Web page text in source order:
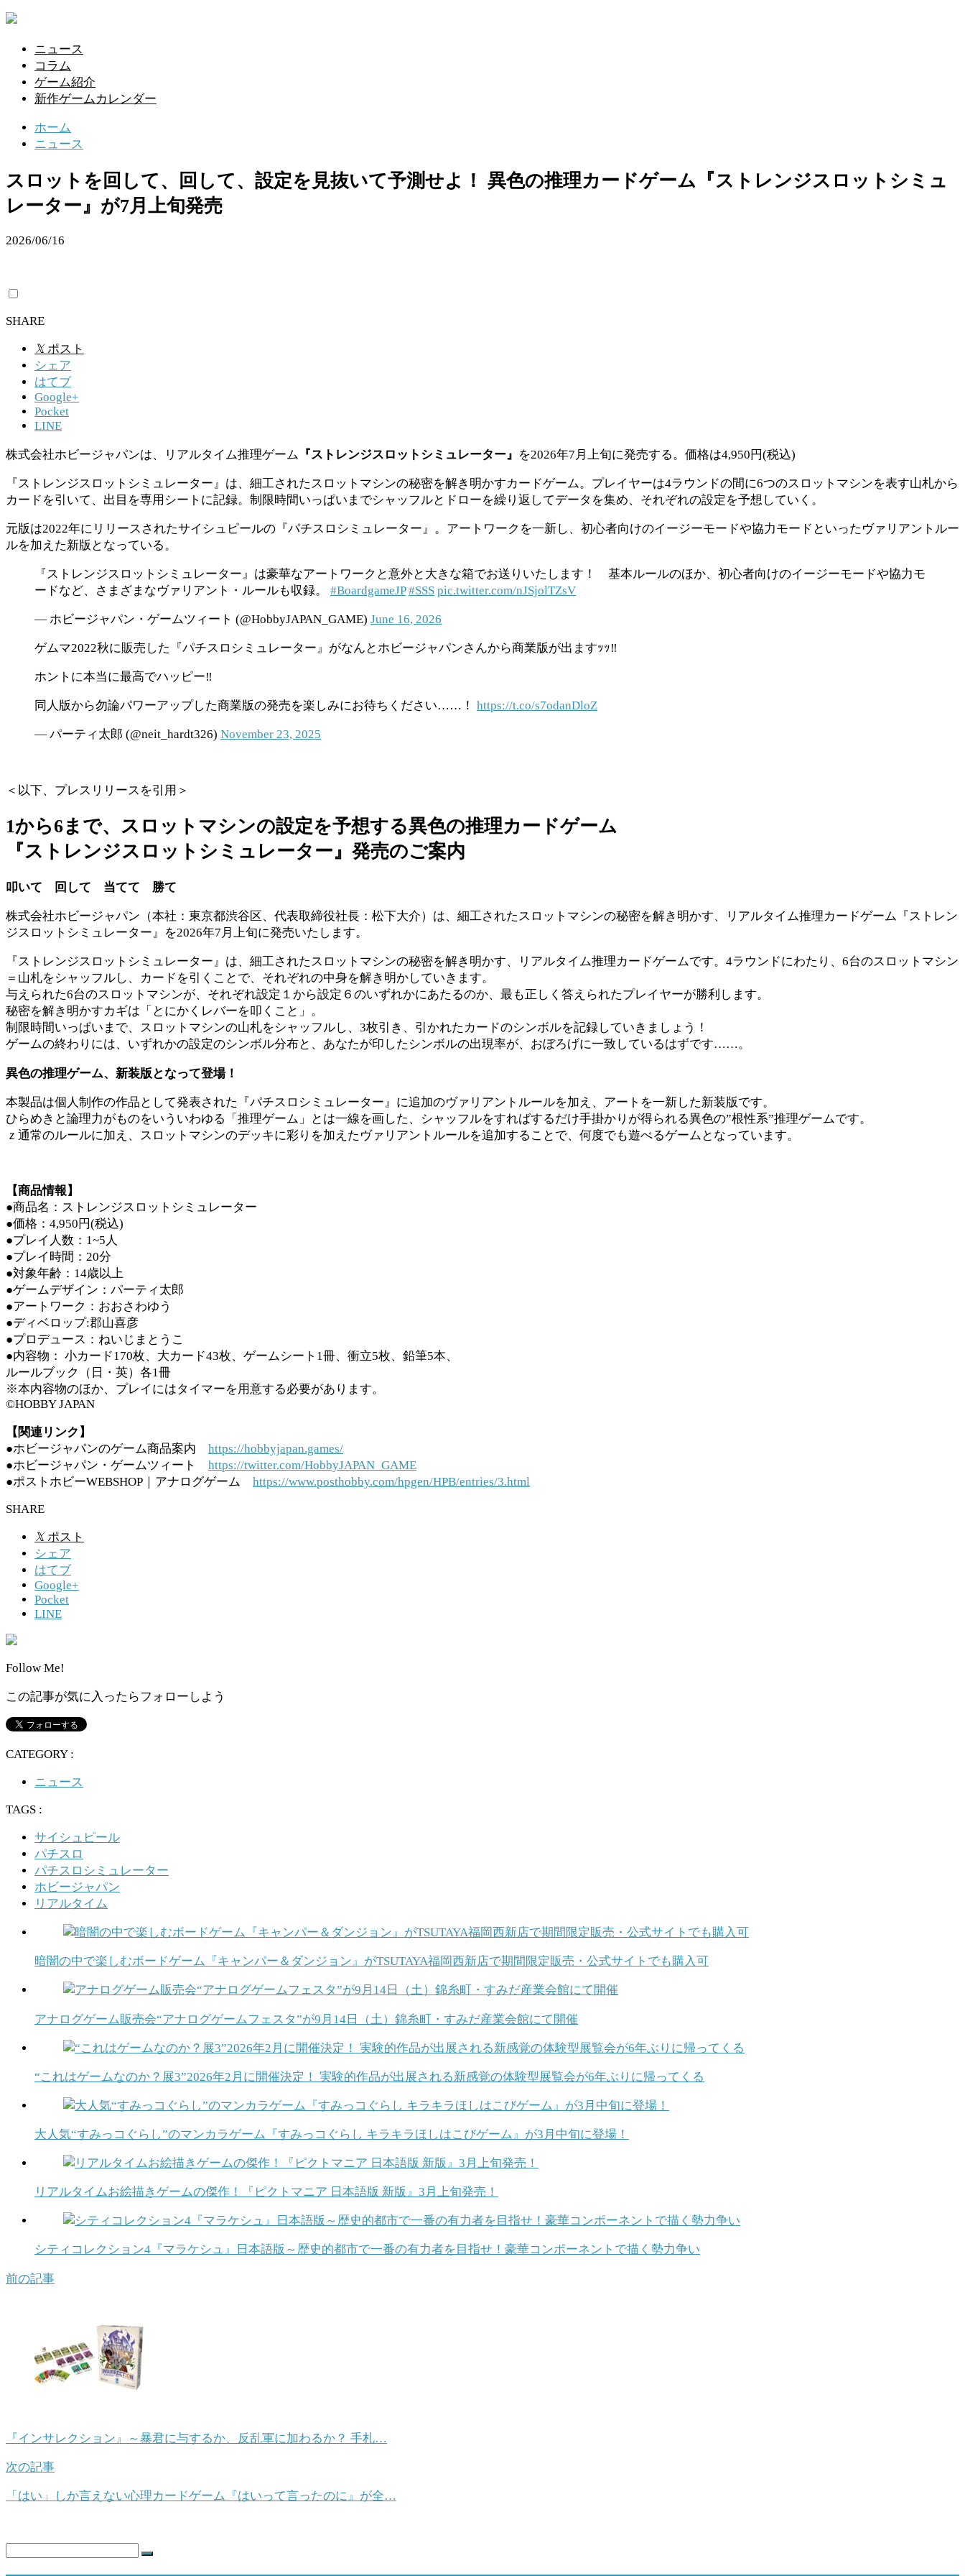
ニュース
コラム
ゲーム紹介
新作ゲームカレンダー
ホーム
ニュース
スロットを回して、回して、設定を見抜いて予測せよ！ 異色の推理カードゲーム『ストレンジスロットシミュ
レーター』が7月上旬発売
2026/06/16
SHARE
𝕏 ポスト
シェア
はてブ
Google+
Pocket
LINE
株式会社ホビージャパンは、リアルタイム推理ゲーム 『ストレンジスロットシミュレーター』 を2026年7月上旬に発売する。価格は4,950円(税込)
『ストレンジスロットシミュレーター』は、細工されたスロットマシンの秘密を解き明かすカードゲーム。プレイヤーは4ラウンドの間に6つのスロットマシンを表す山札から
カードを引いて、出目を専用シートに記録。制限時間いっぱいまでシャッフルとドローを繰り返してデータを集め、それぞれの設定を予想していく。
元版は2022年にリリースされたサイシュピールの『パチスロシミュレーター』。アートワークを一新し、初心者向けのイージーモードや協力モードといったヴァリアントルー
ルを加えた新版となっている。
『ストレンジスロットシミュレーター』は豪華なアートワークと意外と大きな箱でお送りいたします！ 基本ルールのほか、初心者向けのイージーモードや協力モ
ードなど、さまざまなヴァリアント・ルールも収録。 #BoardgameJP #SSS pic.twitter.com/nJSjolTZsV
— ホビージャパン・ゲームツィート (@HobbyJAPAN_GAME) June 16, 2026
ゲムマ2022秋に販売した『パチスロシミュレーター』がなんとホビージャパンさんから商業版が出ますｯｯ‼︎
ホントに本当に最高でハッピー‼︎
同人版から勿論パワーアップした商業版の発売を楽しみにお待ちください……！ https://t.co/s7odanDloZ
— パーティ太郎 (@neit_hardt326) November 23, 2025
＜以下、プレスリリースを引用＞
1から6まで、スロットマシンの設定を予想する異色の推理カードゲーム
『ストレンジスロットシミュレーター』発売のご案内
叩いて 回して 当てて 勝て
株式会社ホビージャパン（本社：東京都渋谷区、代表取締役社長：松下大介）は、細工されたスロットマシンの秘密を解き明かす、リアルタイム推理カードゲーム『ストレン
ジスロットシミュレーター』を2026年7月上旬に発売いたします。
『ストレンジスロットシミュレーター』は、細工されたスロットマシンの秘密を解き明かす、リアルタイム推理カードゲームです。4ラウンドにわたり、6台のスロットマシン
＝山札をシャッフルし、カードを引くことで、それぞれの中身を解き明かしていきます。
与えられた6台のスロットマシンが、それぞれ設定１から設定６のいずれかにあたるのか、最も正しく答えられたプレイヤーが勝利します。
秘密を解き明かすカギは「とにかくレバーを叩くこと」。
制限時間いっぱいまで、スロットマシンの山札をシャッフルし、3枚引き、引かれたカードのシンボルを記録していきましょう！
ゲームの終わりには、いずれかの設定のシンボル分布と、あなたが印したシンボルの出現率が、おぼろげに一致しているはずです……。
異色の推理ゲーム、新装版となって登場！
本製品は個人制作の作品として発表された『パチスロシミュレーター』に追加のヴァリアントルールを加え、アートを一新した新装版です。
ひらめきと論理力がものをいういわゆる「推理ゲーム」とは一線を画した、シャッフルをすればするだけ手掛かりが得られる異色の”根性系”推理ゲームです。
ｚ通常のルールに加え、スロットマシンのデッキに彩りを加えたヴァリアントルールを追加することで、何度でも遊べるゲームとなっています。
【商品情報】
●商品名：ストレンジスロットシミュレーター
●価格：4,950円(税込)
●プレイ人数：1~5人
●プレイ時間：20分
●対象年齢：14歳以上
●ゲームデザイン：パーティ太郎
●アートワーク：おおさわゆう
●ディベロップ:郡山喜彦
●プロデュース：ねいじまとうこ
●内容物： 小カード170枚、大カード43枚、ゲームシート1冊、衝立5枚、鉛筆5本、
ルールブック（日・英）各1冊
※本内容物のほか、プレイにはタイマーを用意する必要があります。
©HOBBY JAPAN
【関連リンク】
●ホビージャパンのゲーム商品案内 https://hobbyjapan.games/
●ホビージャパン・ゲームツィート https://twitter.com/HobbyJAPAN_GAME
●ポストホビーWEBSHOP｜アナログゲーム https://www.posthobby.com/hpgen/HPB/entries/3.html
SHARE
𝕏 ポスト
シェア
はてブ
Google+
Pocket
LINE
Follow Me!
この記事が気に入ったらフォローしよう
CATEGORY :
ニュース
TAGS :
サイシュピール
パチスロ
パチスロシミュレーター
ホビージャパン
リアルタイム
暗闇の中で楽しむボードゲーム『キャンパー＆ダンジョン』がTSUTAYA福岡西新店で期間限定販売・公式サイトでも購入可
アナログゲーム販売会“アナログゲームフェスタ”が9月14日（土）錦糸町・すみだ産業会館にて開催
“これはゲームなのか？展3”2026年2月に開催決定！ 実験的作品が出展される新感覚の体験型展覧会が6年ぶりに帰ってくる
大人気“すみっコぐらし”のマンカラゲーム『すみっコぐらし キラキラほしはこびゲーム』が3月中旬に登場！
リアルタイムお絵描きゲームの傑作！『ピクトマニア 日本語版 新版』3月上旬発売！
シティコレクション4『マラケシュ』日本語版～歴史的都市で一番の有力者を目指せ！豪華コンポーネントで描く勢力争い
前の記事
『インサレクション』～暴君に与するか、反乱軍に加わるか？ 手札…
次の記事
「はい」しか言えない心理カードゲーム『はいって言ったのに』が全…